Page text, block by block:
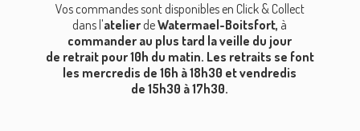
Vos commandes sont disponibles en Click & Collect
dans l'atelier deWatermael-Boitsfort, à
commander au plus tard la veille du jour
de retrait pour 10h du matin. Les retraits se font
les mercredis de 16h à 18h30 et vendredis
de 15h30 à 17h30.